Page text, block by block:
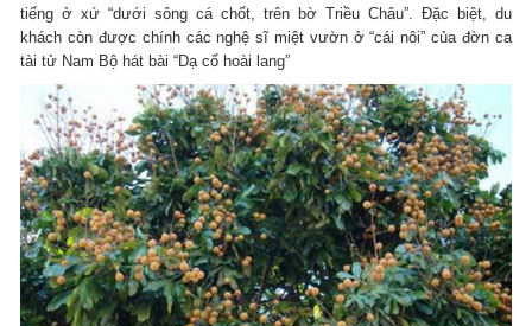
tiếng ở xứ “dưới sông cá chốt, trên bờ Triều Châu”. Đặc biệt, du
khách còn được chính các nghệ sĩ miệt vườn ở “cái nôi” của đờn ca
tài tử Nam Bộ hát bài “Dạ cổ hoài lang”